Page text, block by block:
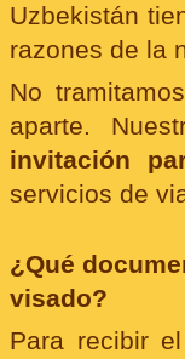
Uzbekistán
razones de la
No
aparte.
invitación
servicios de
¿Qué
visado?
Para recibir